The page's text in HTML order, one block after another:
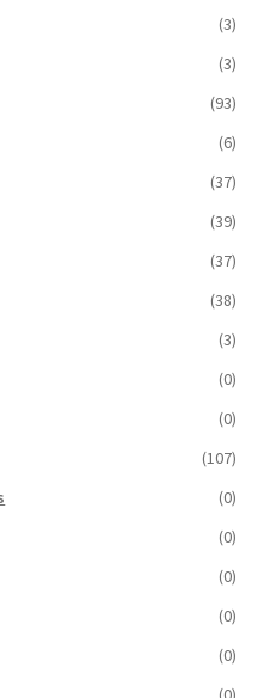
(3)
(3)
(93)
(6)
(37)
(39)
(37)
(38)
(3)
(0)
(0)
(107)
(0)
(0)
(0)
(0)
(0)